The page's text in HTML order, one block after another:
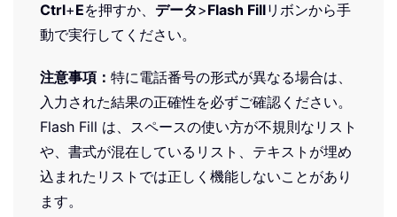
Ctrl+Eを押すか、 データ>Flash Fillリボンから手
動で実行してください。
注意事項： 特に電話番号の形式が異なる場合は、
入力された結果の正確性を必ずご確認ください。
Flash Fill は、スペースの使い方が不規則なリスト
や、書式が混在しているリスト、テキストが埋め
込まれたリストでは正しく機能しないことがあり
ます。